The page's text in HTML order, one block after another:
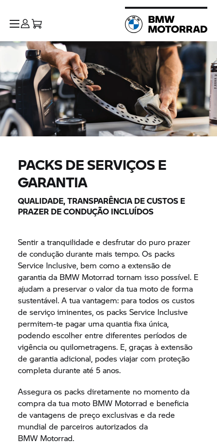
PACKS DE SERVIÇOS E
GARANTIA
QUALIDADE, TRANSPARÊNCIA DE CUSTOS E
PRAZER DE CONDUÇÃO INCLUÍDOS
Sentir a tranquilidade e desfrutar do puro prazer
de condução durante mais tempo. Os packs
Service Inclusive, bem como a extensão de
garantia da BMW Motorrad tornam isso possível. E
ajudam a preservar o valor da tua moto de forma
sustentável. A tua vantagem: para todos os custos
de serviço iminentes, os packs Service Inclusive
permitem-te pagar uma quantia fixa única,
podendo escolher entre diferentes períodos de
vigência ou quilometragens. E, graças à extensão
de garantia adicional, podes viajar com proteção
completa durante até 5 anos.
Assegura os packs diretamente no momento da
compra da tua moto BMW Motorrad e beneficia
de vantagens de preço exclusivas e da rede
mundial de parceiros autorizados da
BMW Motorrad.